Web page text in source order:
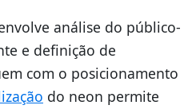
análise do público-
e definição de
com o posicionamento
do neon permite